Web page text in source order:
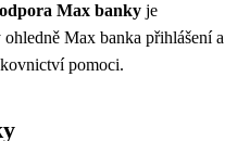
Max banky je
Max banka přihlášení a
pomoci.